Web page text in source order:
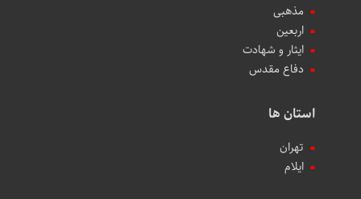
مذهبی
اربعین
ایثار و شهادت
دفاع مقدس
استان ها
تهران
ایلام